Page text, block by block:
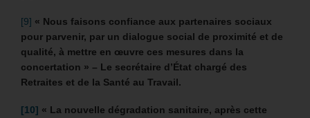
[9] « Nous faisons confiance aux partenaires sociaux
pour parvenir, par un dialogue social de proximité et de
qualité, à mettre en œuvre ces mesures dans la
concertation » – Le secrétaire d’État chargé des
Retraites et de la Santé au Travail.
[10] « La nouvelle dégradation sanitaire, après cette